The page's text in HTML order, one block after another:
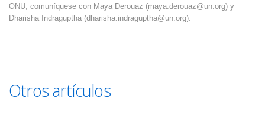
ONU, comuníquese con Maya Derouaz (maya.derouaz@un.org) y
Dharisha Indraguptha (dharisha.indraguptha@un.org).
Otros artículos